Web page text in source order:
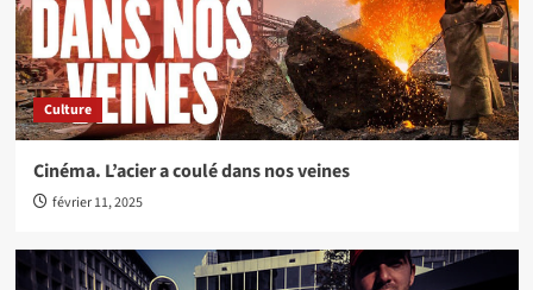
Culture
Cinéma. L’acier a coulé dans nos veines
février 11, 2025